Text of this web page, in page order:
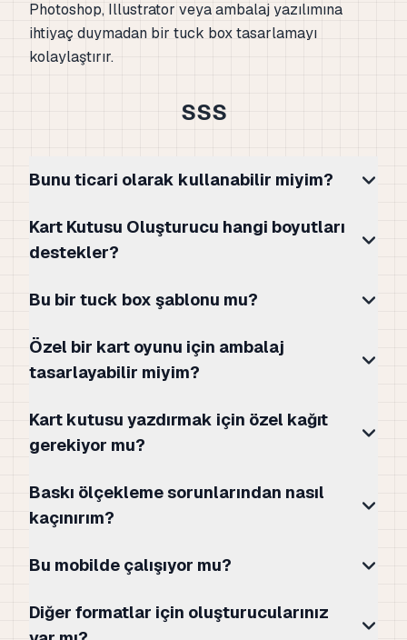
Photoshop, Illustrator veya ambalaj yazılımına
ihtiyaç duymadan bir tuck box tasarlamayı
kolaylaştırır.
SSS
Bunu ticari olarak kullanabilir miyim?
Kart Kutusu Oluşturucu hangi boyutları
destekler?
Bu bir tuck box şablonu mu?
Özel bir kart oyunu için ambalaj
tasarlayabilir miyim?
Kart kutusu yazdırmak için özel kağıt
gerekiyor mu?
Baskı ölçekleme sorunlarından nasıl
kaçınırım?
Bu mobilde çalışıyor mu?
Diğer formatlar için oluşturucularınız